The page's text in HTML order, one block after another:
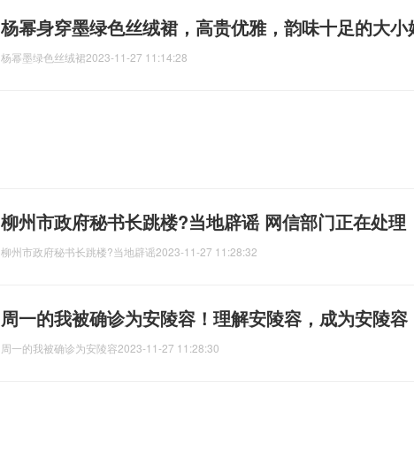
杨幂身穿墨绿色丝绒裙，高贵优雅，韵味十足的大小
杨幂墨绿色丝绒裙2023-11-27 11:14:28
柳州市政府秘书长跳楼?当地辟谣 网信部门正在处理
柳州市政府秘书长跳楼?当地辟谣2023-11-27 11:28:32
周一的我被确诊为安陵容！理解安陵容，成为安陵容
周一的我被确诊为安陵容2023-11-27 11:28:30